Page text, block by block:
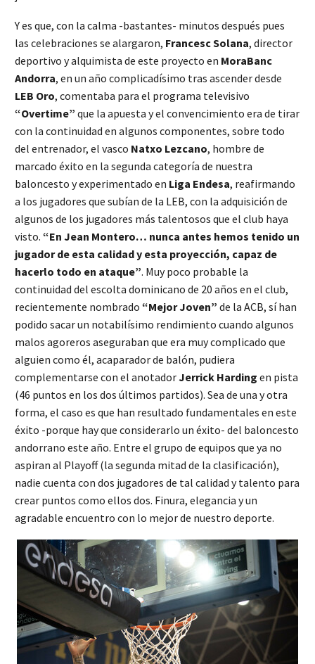
Y es que, con la calma -bastantes- minutos después pues
las celebraciones se alargaron, Francesc Solana, director
deportivo y alquimista de este proyecto en MoraBanc
Andorra, en un año complicadísimo tras ascender desde
LEB Oro, comentaba para el programa televisivo
“Overtime” que la apuesta y el convencimiento era de tirar
con la continuidad en algunos componentes, sobre todo
del entrenador, el vasco Natxo Lezcano, hombre de
marcado éxito en la segunda categoría de nuestra
baloncesto y experimentado en Liga Endesa, reafirmando
a los jugadores que subían de la LEB, con la adquisición de
algunos de los jugadores más talentosos que el club haya
visto. “En Jean Montero… nunca antes hemos tenido un
jugador de esta calidad y esta proyección, capaz de
hacerlo todo en ataque”. Muy poco probable la
continuidad del escolta dominicano de 20 años en el club,
recientemente nombrado “Mejor Joven” de la ACB, sí han
podido sacar un notabilísimo rendimiento cuando algunos
malos agoreros aseguraban que era muy complicado que
alguien como él, acaparador de balón, pudiera
complementarse con el anotadorJerrick Harding en pista
(46 puntos en los dos últimos partidos). Sea de una y otra
forma, el caso es que han resultado fundamentales en este
éxito -porque hay que considerarlo un éxito- del baloncesto
andorrano este año. Entre el grupo de equipos que ya no
aspiran al Playoff (la segunda mitad de la clasificación),
nadie cuenta con dos jugadores de tal calidad y talento para
crear puntos como ellos dos. Finura, elegancia y un
agradable encuentro con lo mejor de nuestro deporte.